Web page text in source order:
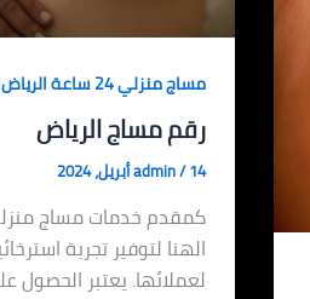
مساج منزلي 24 ساعة الرياض
رقم مساج الرياض
admin/14 أبريل، 2024
كمقدم خدمات مساج
الهنا لتوفير تجربة
لعملائها. يعتبر